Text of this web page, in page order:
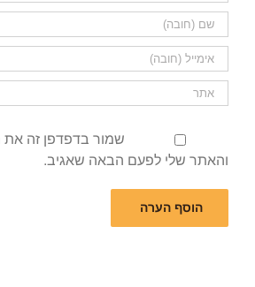
שמור בדפדפן זה את
והאתר שלי לפעם הבאה שאגיב.